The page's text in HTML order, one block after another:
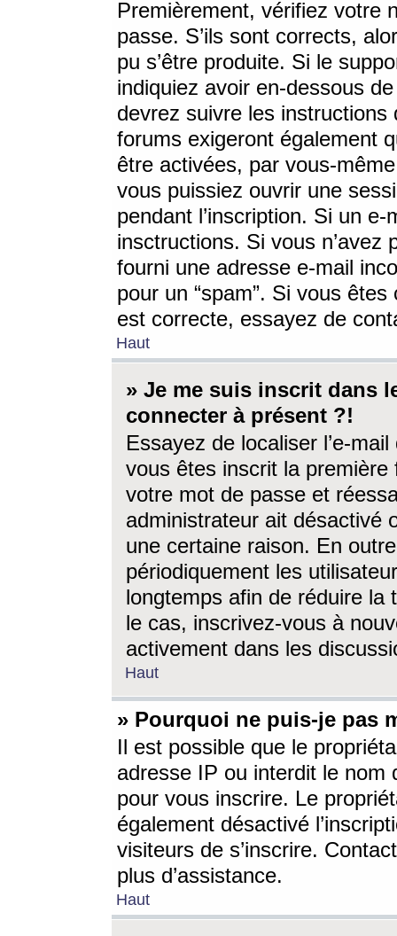
Premièrement, vérifiez votre
passe. S’ils sont corrects,
pu s’être produite. Si le
indiquiez avoir en-dessous
devrez suivre les
forums exigeront également
être activées, par vous-
vous puissiez ouvrir une
pendant l’inscription. Si un
insctructions. Si vous n’avez
fourni une adresse e-mail
pour un “spam”. Si vous
est correcte, essayez de
Haut
» Je me suis inscrit dans
connecter à présent ?!
Essayez de localiser l’e-
vous êtes inscrit la première
votre mot de passe et
administrateur ait désactivé
une certaine raison. En
périodiquement les
longtemps afin de réduire la
le cas, inscrivez-vous à
activement dans les
Haut
» Pourquoi ne puis-je pas
Il est possible que le
adresse IP ou interdit le nom
pour vous inscrire. Le
également désactivé
visiteurs de s’inscrire.
plus d’assistance.
Haut